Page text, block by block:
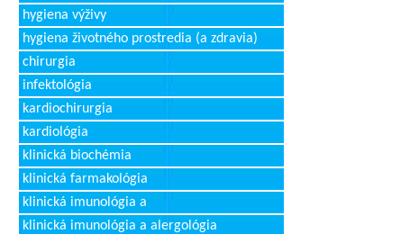
hygiena výživy
hygiena životného prostredia (a zdravia)
chirurgia
infektológia
kardiochirurgia
kardiológia
klinická biochémia
klinická farmakológia
klinická imunológia a
klinická imunológia a alergológia